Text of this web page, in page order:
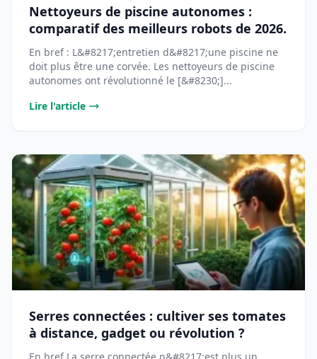
Nettoyeurs de piscine autonomes :
comparatif des meilleurs robots de 2026.
En bref : L&#8217;entretien d&#8217;une piscine ne
doit plus être une corvée. Les nettoyeurs de piscine
autonomes ont révolutionné le [&#8230;]...
Lire l'article
Serres connectées : cultiver ses tomates
à distance, gadget ou révolution ?